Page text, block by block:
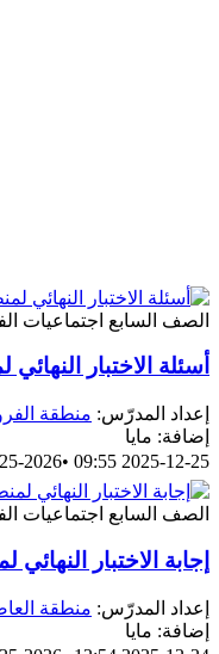
الصف السابع اجتماعيات
أسئلة الاختبار النهائي
إعداد المدرّس: منطقة
إضافة: مايا
2025-12-25 09:55
•
2026
الصف السابع اجتماعيات
إجابة الاختبار
إعداد المدرّس: منطقة
إضافة: مايا